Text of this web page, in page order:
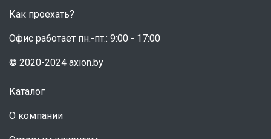
Как проехать?
Офис работает пн.-пт.: 9:00 - 17:00
© 2020-2024 axion.by
Каталог
О компании